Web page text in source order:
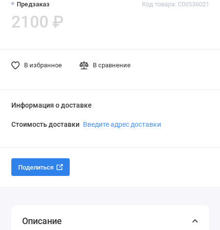
Предзаказ Код товара: C00536021
2100 ₽
В избранное В сравнение
Информация о доставке
Стоимость доставки Введите адрес доставки
Поделиться
Описание